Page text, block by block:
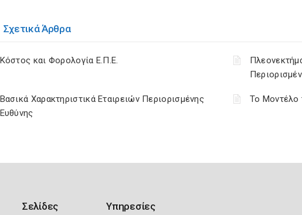
Σχετικά Άρθρα
Κόστος και Φορολογία Ε.Π.Ε.
Βασικά Χαρακτηριστικά Εταιρειών Περιορισμένης
Ευθύνης
Το Μοντέλο
Σελίδες Υπηρεσίες